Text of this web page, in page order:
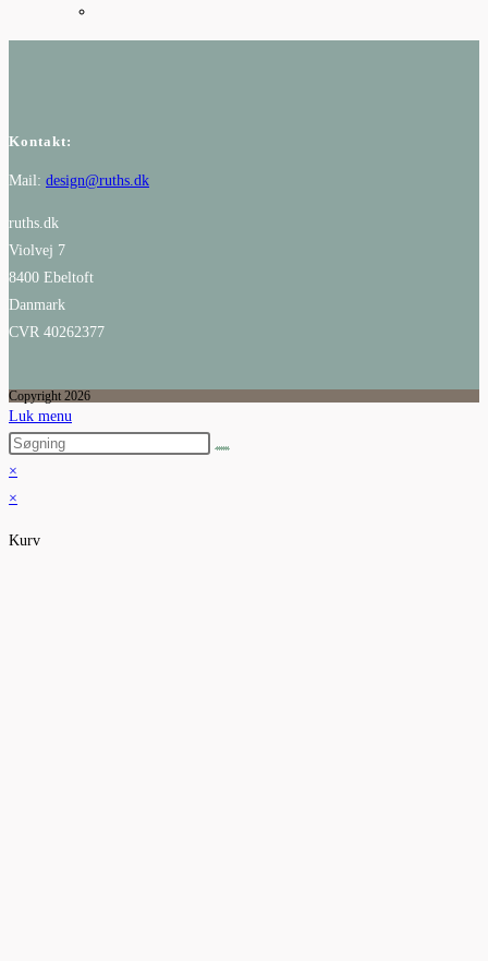
Kontakt:
Mail: design@ruths.dk
ruths.dk
Violvej 7
8400 Ebeltoft
Danmark
CVR 40262377
Copyright 2026
Luk menu
×
×
Kurv